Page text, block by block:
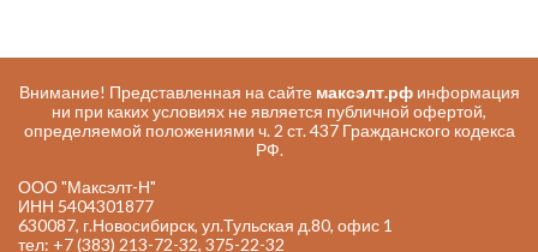
Внимание! Представленная на сайте максэлт.рфинформация
ни при каких условиях не является публичной офертой,
определяемой положениями ч. 2 ст. 437 Гражданского кодекса
РФ.
ООО "Максэлт-Н"
ИНН 5404301877
630087, г.Новосибирск, ул.Тульская д.80, офис 1
тел: +7 (383) 213-72-32, 375-22-32